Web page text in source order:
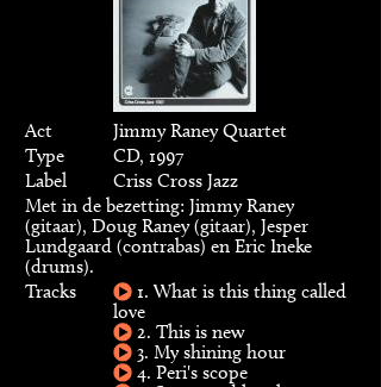
Act
Jimmy Raney Quartet
Type
CD, 1997
Label
Criss Cross Jazz
Met in de bezetting: Jimmy Raney
(gitaar), Doug Raney (gitaar), Jesper
Lundgaard (contrabas) en Eric Ineke
(drums).
Tracks
1. What is this thing called
love
2. This is new
3. My shining hour
4. Peri's scope